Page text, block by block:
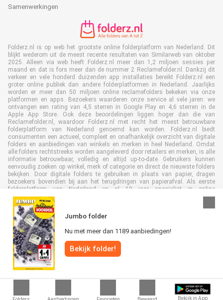
Bekijk in App
Jumbo folder
Nu met meer dan 1189 aanbiedingen!
Bekijk folder!
Samenwerkingen
Folderz.nl is op web het grootste online folderplatform van Nederland. Dit
blijkt wederom uit de meest recente resultaten van Similarweb van oktober
2025. Alleen via web heeft Folderz.nl meer dan 1,2 miljoen sessies per
maand en dat is fors meer dan de nummer 2 Reclamefolder.nl. Dankzij dit
verkeer en vele honderd duizenden app installaties bereikt Folderz.nl een
groter online publiek dan andere folderplatformen in Nederland. Jaarlijks
worden er meer dan 50 miljoen online reclamefolders bekeken via onze
platformen en apps. Bezoekers waarderen onze service al vele jaren: we
ontvangen een rating van 4,5 sterren in Google Play en 4,6 sterren in de
Apple App Store. Ook deze beoordelingen liggen hoger dan die van
Reclamefolder.nl, waardoor Folderz.nl met recht het meest betrouwbare
folderplatform van Nederland genoemd kan worden. Folderz.nl biedt
consumenten een actueel, compleet en onafhankelijk overzicht van digitale
folders en aanbiedingen van winkels en merken in heel Nederland. Omdat
alle folders rechtstreeks worden aangeleverd door retailers en merken, is alle
informatie betrouwbaar, volledig en altijd up-to-date. Gebruikers kunnen
eenvoudig zoeken op winkel, merk of categorie en direct de nieuwste folders
bekijken. Door digitale folders te gebruiken in plaats van papier, dragen
bezoekers bovendien bij aan het terugdringen van papierafval. Als eerste
folderplatform van Nederland en al 19 jaar specialist in online
folderpublicaties, heeft Folderz.nl duurzame samenwerkingen opgebouwd
met retailers en merken. Hierdoor zijn we uitgegroeid tot de toonaangevende
speler in de digitale foldermarkt.
Alle rechten voorbehouden © Folderz.nl 2026 |